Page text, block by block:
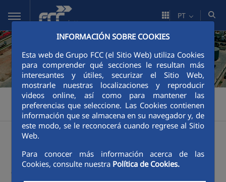
Pular para o Conteúdo principal
INFORMACIÓN SOBRE COOKIES
Esta web de Grupo FCC (el Sitio Web) utiliza Cookies
para comprender qué secciones le resultan más
interesantes y útiles, securizar el Sitio Web,
mostrarle nuestras localizaciones y reproducir
videos online, así como para mantener las
preferencias que seleccione. Las Cookies contienen
información que se almacena en su navegador y, de
este modo, se le reconocerá cuando regrese al Sitio
Web.
Para conocer más información acerca de las
Cookies, consulte nuestra Política de Cookies.
PT
FCC Ámbito > Serviços Resíduos industriais e comerciais
Emergências ambientais
Emergências
ambientais